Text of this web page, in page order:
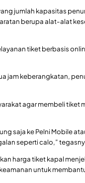
jumlah kapasitas
berupa alat-alat
tiket berbasis
jam keberangkatan,
agar membeli tiket
saja ke Pelni Mobile
seperti calo,”
harga tiket kapal
untuk